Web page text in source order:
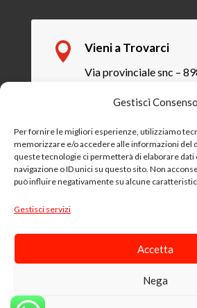
Gestisci Consenso
Per fornire le migliori esperienze, utilizziamo
memorizzare e/o accedere alle informazioni del
queste tecnologie ci permetterà di elaborare
navigazione o ID unici su questo sito. Non
può influire negativamente su alcune
Gestisci servizi
Accetta
Nega
 Vieni a Trovarci
Via provinciale snc –
 Email
info@monteporo-

Tel: +390963 65238
Mobile e WhatsApp: